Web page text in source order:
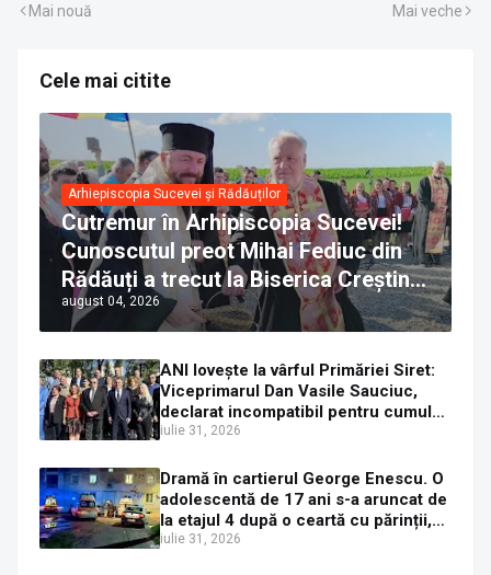
Mai nouă Mai veche
Cele mai citite
Arhiepiscopia Sucevei și Rădăuților
Cutremur în Arhipiscopia Sucevei!
Cunoscutul preot Mihai Fediuc din
Rădăuți a trecut la Biserica Creștină
Ortodoxă Valahă. ÎPS Calinic anunță
că îi pregătește judecata canonică
august 04, 2026
ANI lovește la vârful Primăriei Siret:
Viceprimarul Dan Vasile Sauciuc,
declarat incompatibil pentru cumul
de funcții
iulie 31, 2026
Dramă în cartierul George Enescu. O
adolescentă de 17 ani s-a aruncat de
la etajul 4 după o ceartă cu părinții,
pe fondul consumului de alcool în
iulie 31, 2026